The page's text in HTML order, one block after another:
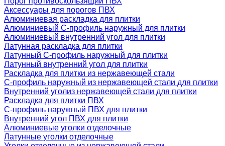
Аксессуары для порогов ПВХ
Алюминиевая раскладка для плитки
Алюминиевый С-профиль наружный для плитки
Алюминиевый внутренний угол для плитки
Латунная раскладка для плитки
Латунный С-профиль наружный для плитки
Латунный внутренний угол для плитки
Раскладка для плитки из нержавеющей стали
С-профиль наружный из нержавеющей стали для плитки
Внутренний уголиз нержавеющей стали для плитки
Раскладка для плитки ПВХ
С-профиль наружный ПВХ для плитки
Внутренний угол ПВХ для плитки
Алюминиевые уголки отделочные
Латунные уголки отделочные